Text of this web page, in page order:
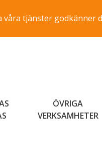
våra tjänster godkänner
ÖVRIGA
VERKSAMHETER